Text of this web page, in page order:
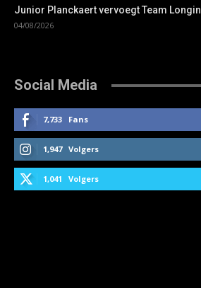
Junior Planckaert vervoegt Team Longin
04/08/2026
Social Media
7,733 Fans
1,947 Volgers
1,041 Volgers